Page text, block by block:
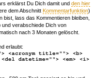
erklärst Du Dich damit und den hier
dem Abschnitt Kommentarfunktion)
lass das Kommentieren bleiben,
und verabschiede Dich von
nach 3 Monaten gelöscht.
erlaubt:
title=""> <b>
datetime=""> <em> <i>